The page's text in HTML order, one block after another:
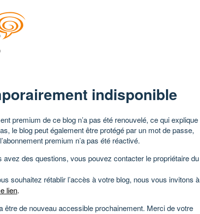
indisponible
premium de ce blog n’a pas été renouvelé, ce qui explique
le blog peut également être protégé par un mot de passe,
premium n’a pas été réactivé.
avez des questions, vous pouvez contacter le propriétaire du
souhaitez rétablir l’accès à votre blog, nous vous invitons à
lien.
être de nouveau accessible prochainement. Merci de votre